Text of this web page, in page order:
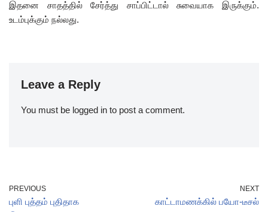
இதனை சாதத்தில் சேர்த்து சாப்பிட்டால் சுவையாக இருக்கும்.
உடம்புக்கும் நல்லது.
Leave a Reply
You must be logged in to post a comment.
PREVIOUS
புளி புத்தம் புதிதாக
NEXT
காட்டாமணக்கில் பயோ-டீசல்